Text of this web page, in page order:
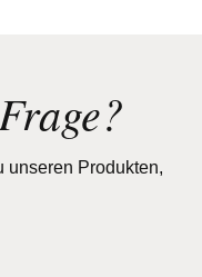
unseren Produkten,